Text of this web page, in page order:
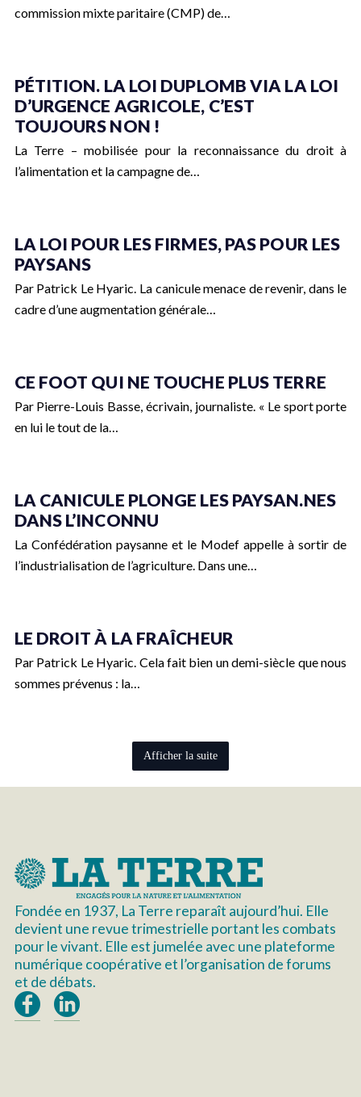
commission mixte paritaire (CMP) de…
PÉTITION. LA LOI DUPLOMB VIA LA LOI
D’URGENCE AGRICOLE, C’EST
TOUJOURS NON !
La Terre – mobilisée pour la reconnaissance du droit à
l’alimentation et la campagne de…
LA LOI POUR LES FIRMES, PAS POUR LES
PAYSANS
Par Patrick Le Hyaric. La canicule menace de revenir, dans le
cadre d’une augmentation générale…
CE FOOT QUI NE TOUCHE PLUS TERRE
Par Pierre-Louis Basse, écrivain, journaliste. « Le sport porte
en lui le tout de la…
LA CANICULE PLONGE LES PAYSAN.NES
DANS L’INCONNU
La Confédération paysanne et le Modef appelle à sortir de
l’industrialisation de l’agriculture. Dans une…
LE DROIT À LA FRAÎCHEUR
Par Patrick Le Hyaric. Cela fait bien un demi-siècle que nous
sommes prévenus : la…
Afficher la suite
Fondée en 1937, La Terre reparaît aujourd’hui. Elle
devient une revue trimestrielle portant les combats
pour le vivant. Elle est jumelée avec une plateforme
numérique coopérative et l’organisation de forums
et de débats.